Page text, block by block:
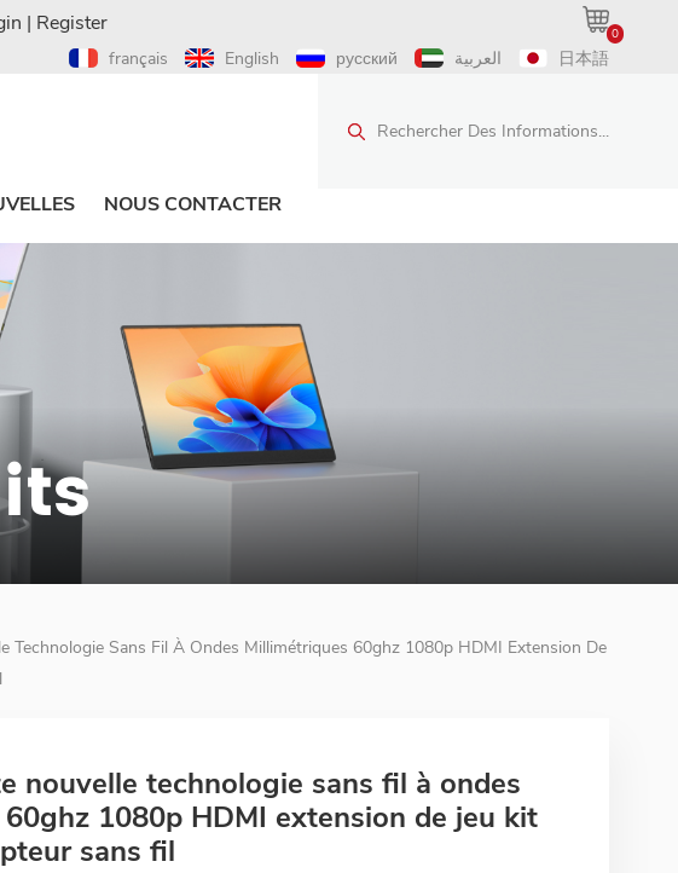
0
| Register
français English русский العربية 日本語
Rechercher Des Informations...
NOUS CONTACTER
Technologie Sans Fil À Ondes Millimétriques 60ghz 1080p HDMI Extension De
nouvelle technologie sans fil à ondes
1080p HDMI extension de jeu kit
sans fil